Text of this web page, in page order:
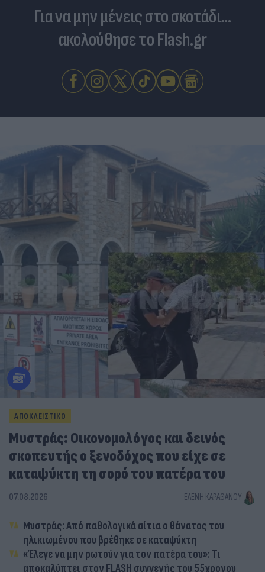
Για να μην μένεις στο σκοτάδι...
ακολούθησε το Flash.gr
ΑΠΟΚΛΕΙΣΤΙΚΟ
Μυστράς: Οικονομολόγος και δεινός
σκοπευτής ο ξενοδόχος που είχε σε
καταψύκτη τη σορό του πατέρα του
07.08.2026 ΕΛΈΝΗ ΚΑΡΑΘΆΝΟΥ
Μυστράς: Από παθολογικά αίτια ο θάνατος του
ηλικιωμένου που βρέθηκε σε καταψύκτη
«Έλεγε να μην ρωτούν για τον πατέρα του»: Τι
αποκαλύπτει στον FLASH συγγενής του 55χρονου